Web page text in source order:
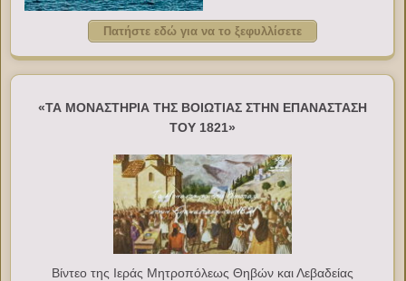
Πατήστε εδώ για να το ξεφυλλίσετε
«ΤΑ ΜΟΝΑΣΤΗΡΙΑ ΤΗΣ ΒΟΙΩΤΙΑΣ ΣΤΗΝ ΕΠΑΝΑΣΤΑΣΗ
ΤΟΥ 1821»
Βίντεο της Ιεράς Μητροπόλεως Θηβών και Λεβαδείας